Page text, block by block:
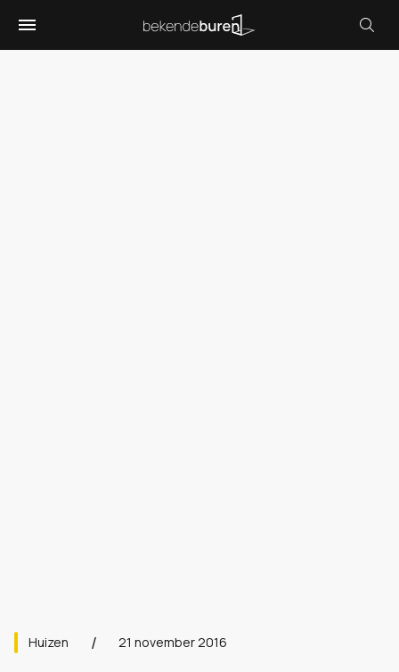
Huizen 21 november 2016